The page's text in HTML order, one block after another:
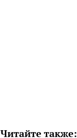
Читайте также: